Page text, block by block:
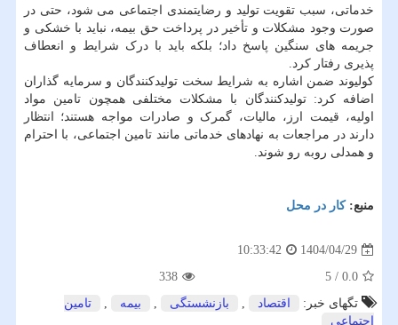
خدماتی، سبب تقویت تولید و رضایتمندی اجتماعی می شود، حتی در
صورت وجود مشکلات و تأخیر در پرداخت حق بیمه، نباید با خشکی و
جریمه های سنگین پاسخ داد؛ بلکه باید با درک شرایط و انعطاف
پذیری رفتار کرد.
کولیوند ضمن اشاره به شرایط سخت تولیدکنندگان و سرمایه گذاران
اضافه کرد: تولیدکنندگان با مشکلات مختلفی همچون تامین مواد
اولیه، قیمت ارز، مالیات، گمرک و صادرات مواجه هستند؛ انتظار
دارند در مراجعات به نهادهای خدماتی مانند تامین اجتماعی، با احترام
و همدلی روبه رو شوند.
منبع:كار در محل
1404/04/29
10:33:42
0.0
/
5
338
تگهای خبر:
اقتصاد , بازنشستگی , بیمه ,
تامین
اجتماعی